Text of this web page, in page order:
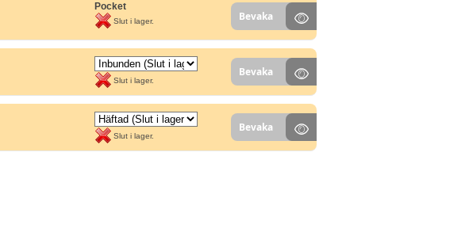
Pocket
Slut i lager. Bevaka
Slut i lager.
Bevaka
Slut i lager.
Bevaka